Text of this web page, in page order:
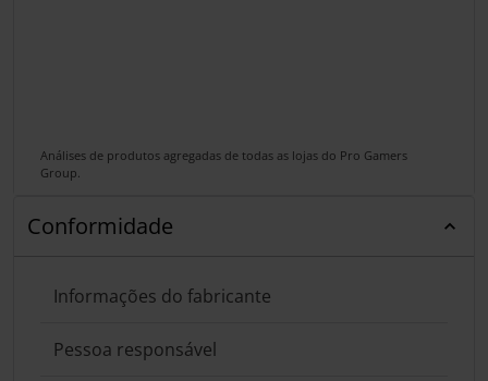
Análises de produtos agregadas de todas as lojas do Pro Gamers
Group.
Conformidade
Informações do fabricante
Pessoa responsável